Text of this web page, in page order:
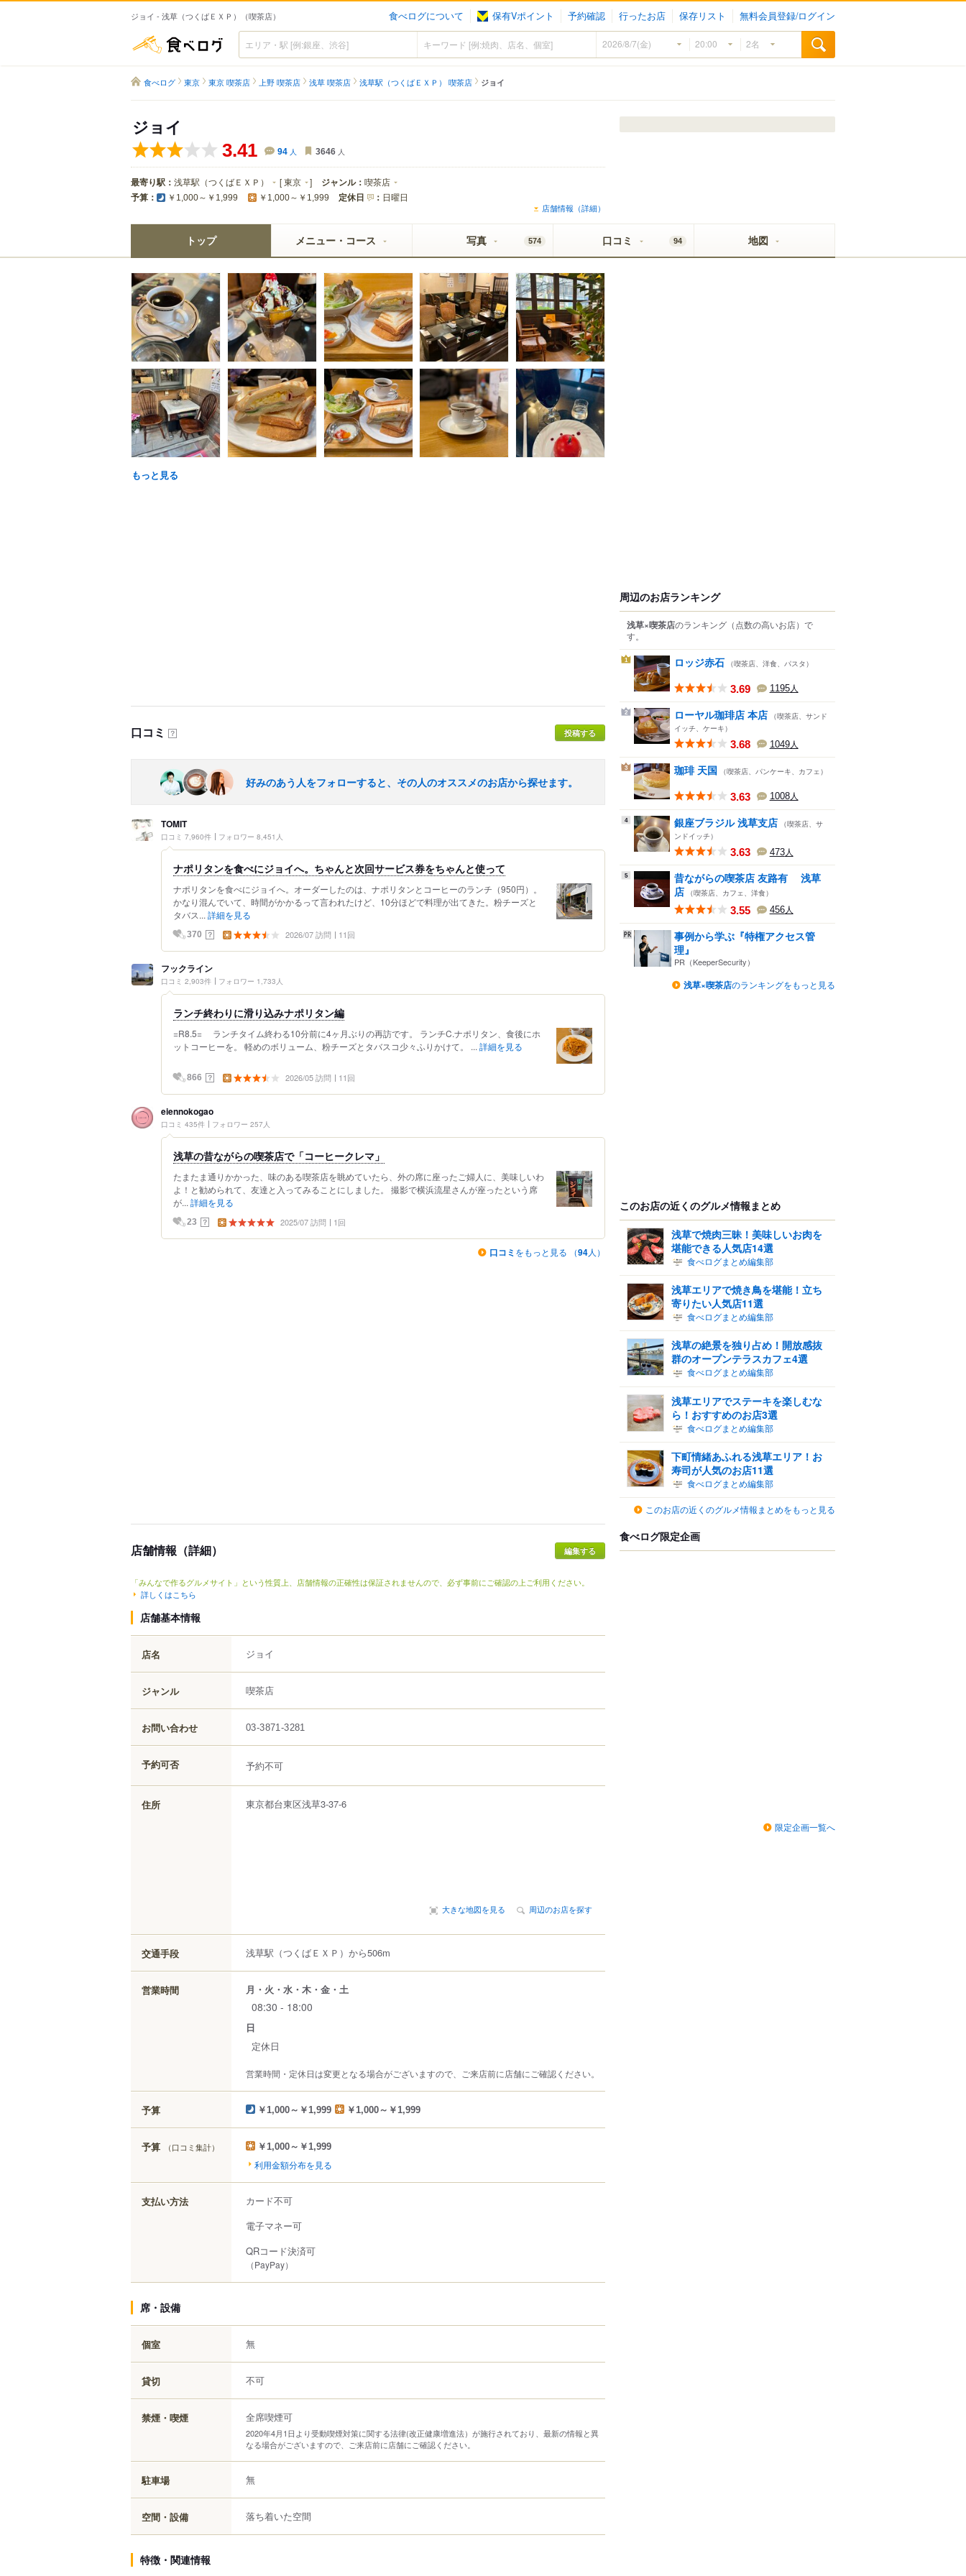
ジョイ - 浅草（つくばＥＸＰ）（喫茶店） 食べログについて 保有Vポイント 予約確認 行ったお店 保存リスト 無料会員登録/ログイン
食べログ
食べログ 東京 東京 喫茶店 上野 喫茶店 浅草 喫茶店 浅草駅（つくばＥＸＰ） 喫茶店 ジョイ
ジョイ
3.41 94 人 3646 人
最寄り駅： 浅草駅（つくばＥＸＰ） [東京 ] ジャンル： 喫茶店
予算： ￥1,000～￥1,999 ￥1,000～￥1,999 定休日 ： 日曜日
店舗情報（詳細）
トップ メニュー・コース 写真 574 口コミ 94 地図
もっと見る
口コミ ？ 投稿する
好みのあう人をフォローすると、その人のオススメのお店から探せます。
TOMIT
口コミ 7,960件 フォロワー 8,451人
ナポリタンを食べにジョイへ。ちゃんと次回サービス券をちゃんと使って
ナポリタンを食べにジョイへ。オーダーしたのは、ナポリタンとコーヒーのランチ（950円）。
かなり混んでいて、時間がかかるって言われたけど、10分ほどで料理が出てきた。粉チーズと
タバス... 詳細を見る
370 ？ 2026/07 訪問 11回
フックライン
口コミ 2,903件 フォロワー 1,733人
ランチ終わりに滑り込みナポリタン編
=R8.5= ランチタイム終わる10分前に4ヶ月ぶりの再訪です。 ランチC.ナポリタン、食後にホ
ットコーヒーを。 軽めのボリューム、粉チーズとタバスコ少々ふりかけて。 ... 詳細を見る
866 ？ 2026/05 訪問 11回
eiennokogao
口コミ 435件 フォロワー 257人
浅草の昔ながらの喫茶店で「コーヒークレマ」
たまたま通りかかった、味のある喫茶店を眺めていたら、外の席に座ったご婦人に、美味しいわ
よ！と勧められて、友達と入ってみることにしました。 撮影で横浜流星さんが座ったという席
が... 詳細を見る
23 ？ 2025/07 訪問 1回
口コミ をもっと見る （94人）
店舗情報（詳細）
「みんなで作るグルメサイト」という性質上、店舗情報の正確性は保証されませんので、必ず事前にご確認の上ご利用ください。
詳しくはこちら
店舗基本情報
店名 ジョイ
ジャンル 喫茶店
お問い合わせ 03-3871-3281
予約可否 予約不可
住所 東京都台東区浅草3-37-6
大きな地図を見る 周辺のお店を探す
交通手段 浅草駅（つくばＥＸＰ）から506m
営業時間 月・火・水・木・金・土
08:30 - 18:00
日
定休日
営業時間・定休日は変更となる場合がございますので、ご来店前に店舗にご確認ください。
予算 ￥1,000～￥1,999 ￥1,000～￥1,999
予算 （口コミ集計） ￥1,000～￥1,999
利用金額分布を見る
支払い方法
カード不可
電子マネー可
QRコード決済可
（PayPay）
席・設備
個室 無
貸切 不可
禁煙・喫煙 全席喫煙可
2020年4月1日より受動喫煙対策に関する法律(改正健康増進法）が施行されており、最新の情報と異
なる場合がございますので、ご来店前に店舗にご確認ください。
駐車場 無
空間・設備 落ち着いた空間
特徴・関連情報
周辺のお店ランキング
浅草×喫茶店のランキング （点数の高いお店） で
す。
1 ロッジ赤石 （喫茶店、洋食、パスタ）
3.69 1195人
2 ローヤル珈琲店 本店 （喫茶店、サンド
イッチ、ケーキ）
3.68 1049人
3 珈琲 天国 （喫茶店、パンケーキ、カフェ）
3.63 1008人
4 銀座ブラジル 浅草支店 （喫茶店、サ
ンドイッチ）
3.63 473人
5
昔ながらの喫茶店 友路有 浅草
店 （喫茶店、カフェ、洋食）
3.55 456人
事例から学ぶ『特権アクセス管
理』
PR（KeeperSecurity）
浅草×喫茶店のランキングをもっと見る
このお店の近くのグルメ情報まとめ
浅草で焼肉三昧！美味しいお肉を
堪能できる人気店14選
食べログまとめ編集部
浅草エリアで焼き鳥を堪能！立ち
寄りたい人気店11選
食べログまとめ編集部
浅草の絶景を独り占め！開放感抜
群のオープンテラスカフェ4選
食べログまとめ編集部
浅草エリアでステーキを楽しむな
ら！おすすめのお店3選
食べログまとめ編集部
下町情緒あふれる浅草エリア！お
寿司が人気のお店11選
食べログまとめ編集部
このお店の近くのグルメ情報まとめをもっと見る
食べログ限定企画
限定企画一覧へ